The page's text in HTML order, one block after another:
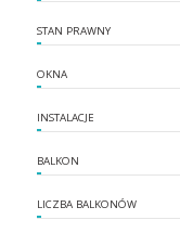
STAN PRAWNY
OKNA
INSTALACJE
BALKON
LICZBA BALKONÓW